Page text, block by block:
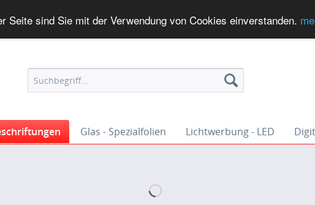
sind Sie mit der Verwendung von Cookies einverstanden.
Glas - Spezialfolien Lichtwerbung - LED